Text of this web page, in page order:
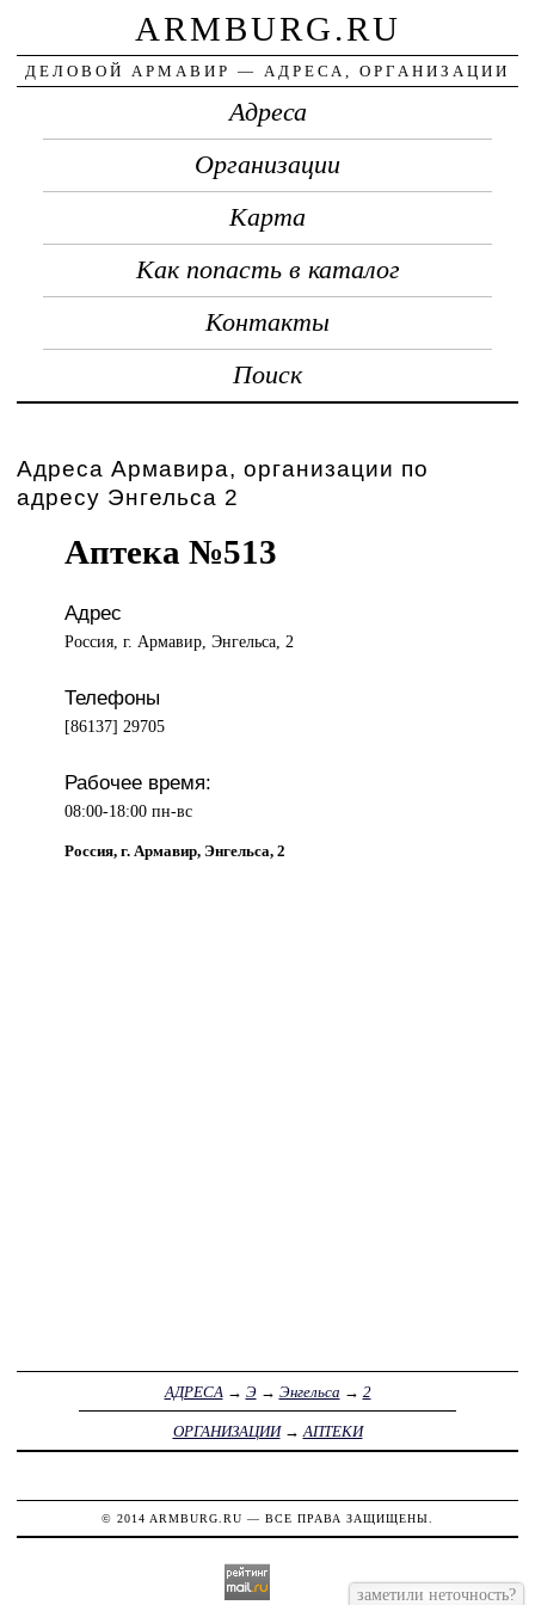
ARMBURG.RU
ДЕЛОВОЙ АРМАВИР — АДРЕСА, ОРГАНИЗАЦИИ
Адреса
Организации
Карта
Как попасть в каталог
Контакты
Поиск
Адреса Армавира, организации по
адресу Энгельса 2
Аптека №513
Адрес
Россия, г. Армавир, Энгельса, 2
Телефоны
[86137] 29705
Рабочее время:
08:00-18:00 пн-вс
Россия, г. Армавир, Энгельса, 2
АДРЕСА → Э→ Энгельса → 2
ОРГАНИЗАЦИИ→ АПТЕКИ
© 2014 ARMBURG.RU — ВСЕ ПРАВА ЗАЩИЩЕНЫ.
заметили неточность?